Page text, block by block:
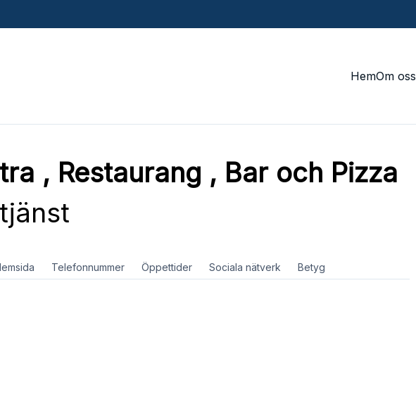
HemOm oss
, Restaurang , Bar och Pizza
Telefonnummer Öppettider Sociala nätverk Betyg